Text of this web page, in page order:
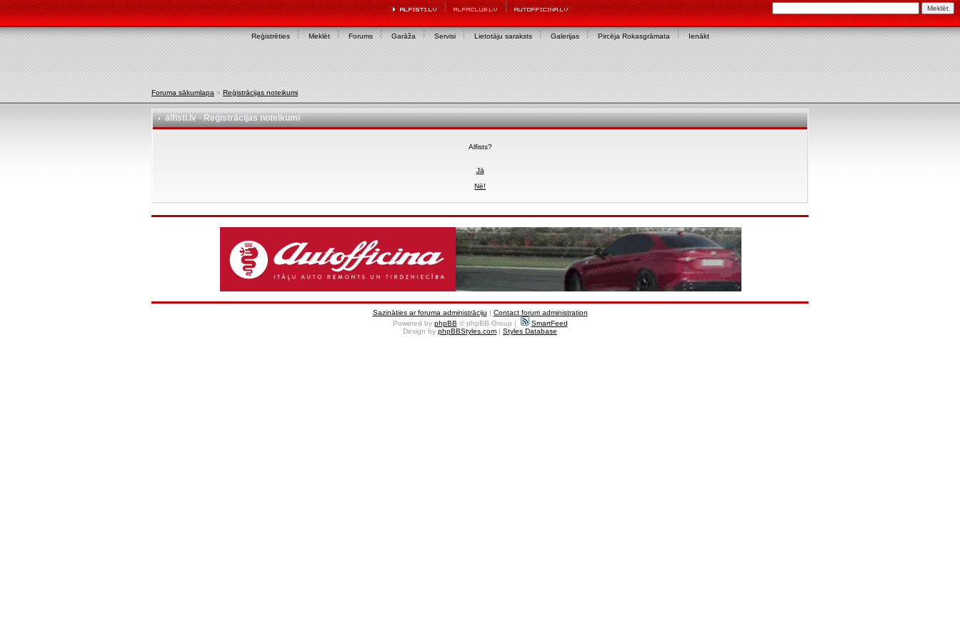
Reģistrēties Meklēt Forums Garāža Servisi Lietotāju saraksts Galerijas Pircēja Rokasgrāmata Ienākt
Foruma sākumlapa » Reģistrācijas noteikumi
alfisti.lv - Reģistrācijas noteikumi
Alfists?
Jā
Nē!
Sazināties ar foruma administrāciju | Contact forum administration
Powered by phpBB © phpBB Group |
SmartFeed
Design by phpBBStyles.com | Styles Database